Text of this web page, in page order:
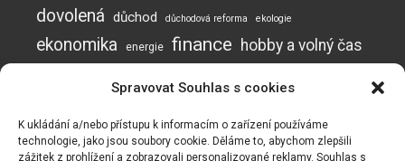
Spravovat Souhlas s cookies
K ukládání a/nebo přístupu k informacím o zařízení používáme
technologie, jako jsou soubory cookie. Děláme to, abychom zlepšili
zážitek z prohlížení a zobrazovali personalizované reklamy. Souhlas s
Naše webové stránky používají soubory cookie ke zlepšení a
dovolená důchod důchodová reforma ekologie
ekonomika energie finance hobby a volný čas
mužská neplodnost
Neplodnost
pes plodnost podvod podvody potraviny prevence práce
psí online škola rady a tipy